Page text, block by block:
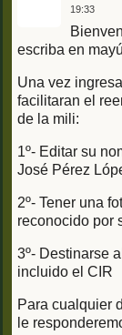
19:33
escriba en
Una vez
facilitaran el
de la mili:
1º- Editar su
José Pérez
2º- Tener una
reconocido por
3º- Destinarse
incluido el CIR
Para cualquier
le